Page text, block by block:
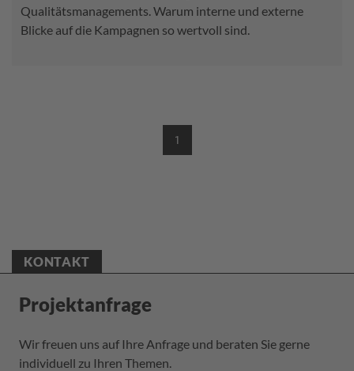
Qualitätsmanagements. Warum interne und externe
Blicke auf die Kampagnen so wertvoll sind.
1(CURRENT)
KONTAKT
Projektanfrage
Wir freuen uns auf Ihre Anfrage und beraten Sie gerne
individuell zu Ihren Themen.